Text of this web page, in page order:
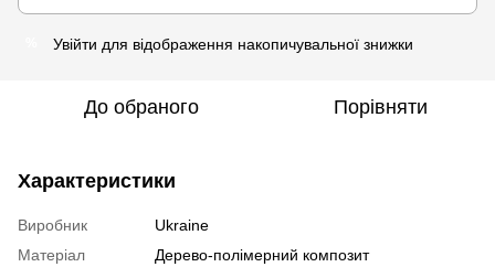
Увійти для відображення накопичувальної знижки
До обраного Порівняти
Характеристики
Виробник
Ukraine
Матеріал
Дерево-полімерний композит